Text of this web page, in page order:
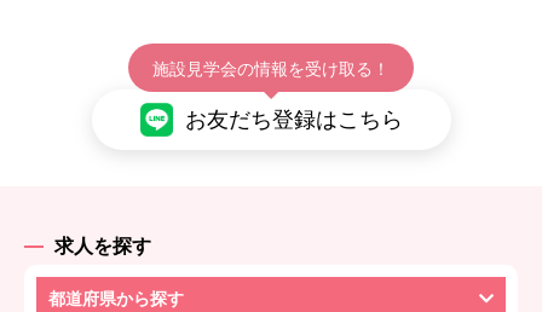
施設見学会の情報を受け取る！
お友だち登録はこちら
求人を探す
都道府県から探す